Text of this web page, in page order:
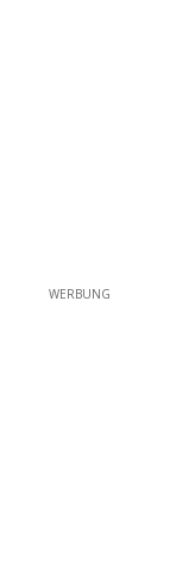
WERBUNG